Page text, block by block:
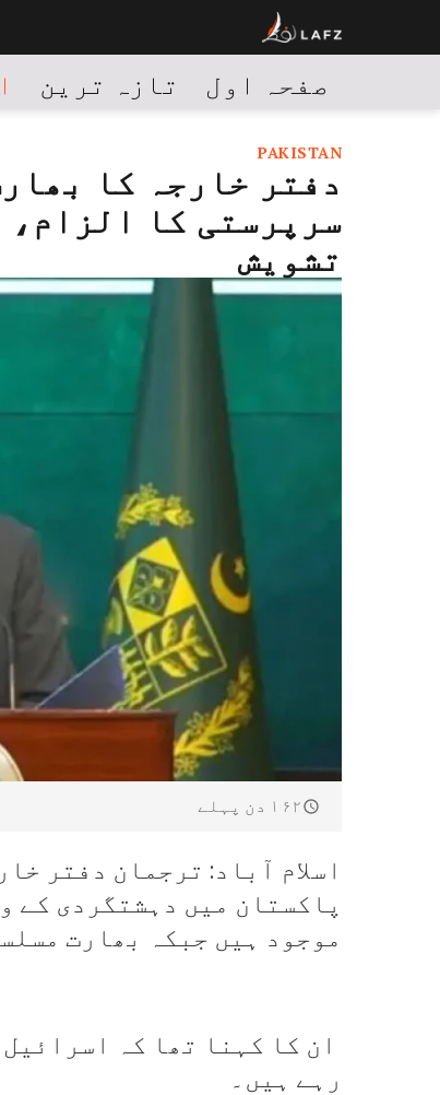
صفحہ اول تازہ ترین
PAKISTAN
دفتر خارجہ کا
سرپرستی کا الزام،
تشویش
۱۶۲ دن پہلے
اسلام آباد: ترجمان دفتر
پاکستان میں دہشتگردی کے
موجود ہیں جبکہ بھارت
ان کا کہنا تھا کہ
رہے ہیں۔